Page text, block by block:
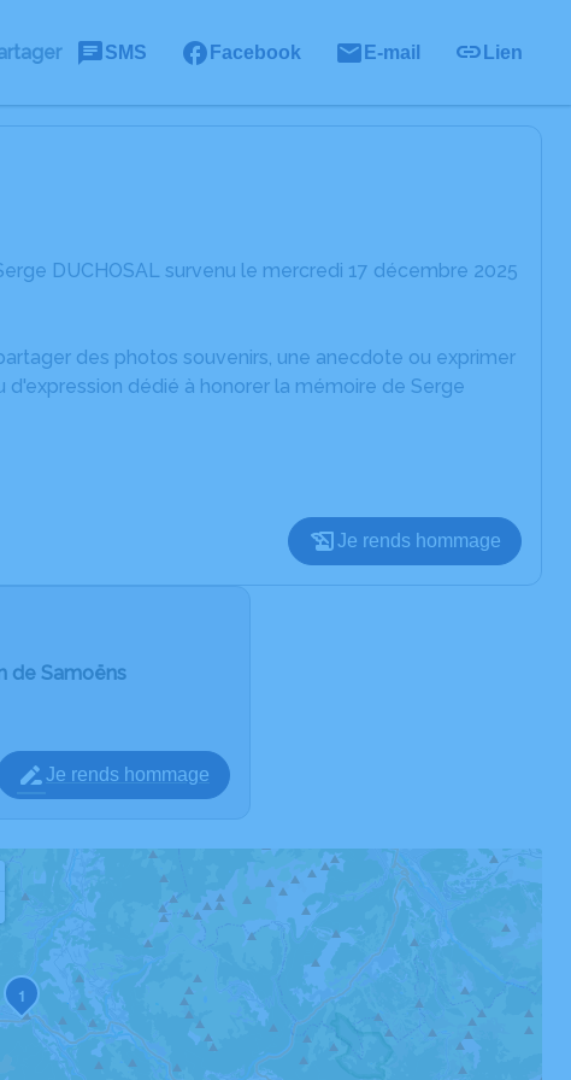
SMS Facebook E-mail Lien
DUCHOSAL survenu le mercredi 17 décembre 2025
des photos souvenirs, une anecdote ou exprimer
dédié à honorer la mémoire de Serge
Je rends hommage
de Samoëns
Je rends hommage
1